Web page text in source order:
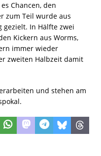
Chancen, den
zum Teil wurde aus
gezielt. In Hälfte zwei
Kickern aus Worms,
immer wieder
zweiten Halbzeit damit
und stehen am